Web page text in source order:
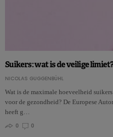
Suikers: wat is de veilige
NICOLAS GUGGENBÜHL
Wat is de maximale hoeveelheid
voor de gezondheid? De Europese
heeft g…
0
0